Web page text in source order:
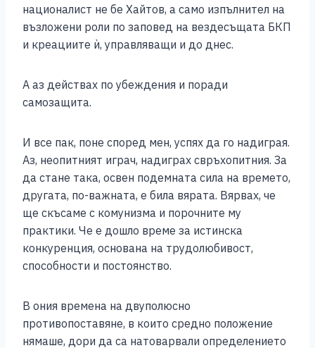
националист не бе Хайтов, а само изпълнител на
възложени роли по заповед на вездесъщата БКП
и креациите ѝ, управляващи и до днес.
А аз действах по убеждения и поради
самозащита.
И все пак, поне според мен, успях да го надиграя.
Аз, неопитният играч, надиграх свръхопитния. За
да стане така, освен подемната сила на времето,
другата, по-важната, е била вярата. Вярвах, че
ще скъсаме с комунизма и порочните му
практики. Че е дошло време за истинска
конкуренция, основана на трудолюбивост,
способности и постоянство.
В ония времена на двуполюсно
противопоставяне, в които средно положение
нямаше, дори да са натоварвали определението